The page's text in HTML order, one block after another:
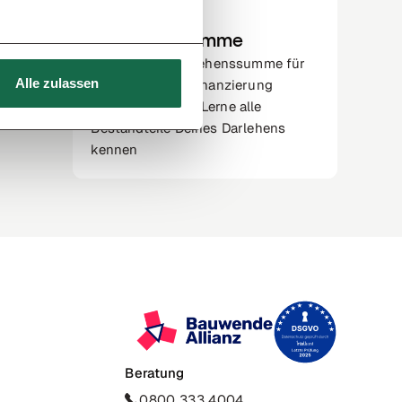
Alle zulassen
Darlehenssumme
Wie sich die Darlehenssumme für
eine Immobilienfinanzierung
zusammensetzt: Lerne alle
Bestandteile Deines Darlehens
kennen
Beratung